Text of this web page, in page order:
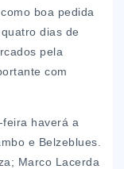
boa pedida
dias de
pela
com
haverá a
e Belzeblues.
Marco Lacerda